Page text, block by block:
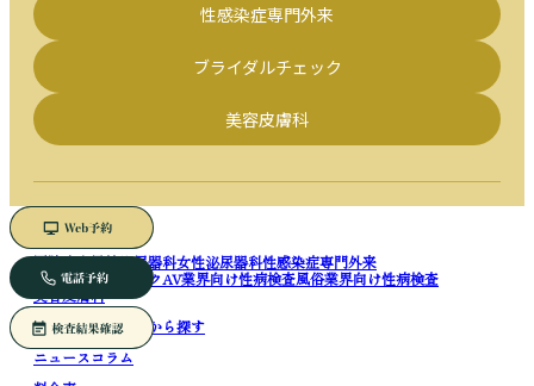
性感染症専門外来
ブライダルチェック
美容皮膚科
医院案内男性泌尿器科女性泌尿器科性感染症専門外来
ブライダルチェックAV業界向け性病検査風俗業界向け性病検査
美容皮膚科
症状から探す疾患から探す
ニュースコラム